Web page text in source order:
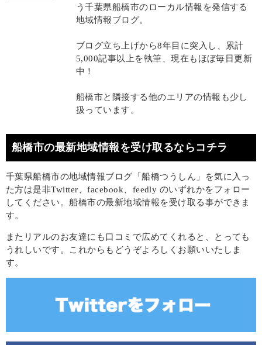
う千葉県船橋市のローカル情報を発信する
地域情報ブログ。
ブログ立ち上げから8年目に突入し、累計
5,000記事以上を執筆、現在もほぼ毎日更新
中！
船橋市と隣接する他のエリアの情報も少し
扱っています。
船橋市の最新地域情報を受け取るならコチラ
千葉県船橋市の地域情報ブログ「船橋つうしん」を気に入っ
た方は是非Twitter、facebook、feedly のいずれかをフォロー
してください。船橋市の最新地域情報を受け取る事ができま
す。
またリアルのお友達にも口コミで広めてくれると、とっても
うれしいです。これからもどうぞよろしくお願いいたしま
す。